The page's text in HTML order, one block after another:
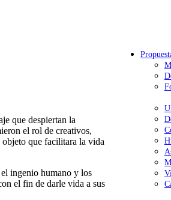
que despiertan la
el rol de creativos,
objeto que facilitara la vida
ingenio humano y los
el fin de darle vida a sus